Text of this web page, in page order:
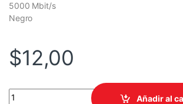
5000 Mbit/s
Negro
$12,00
HUB TP-LINK UH400/4 PUERTOS/3.0/
Añadir al